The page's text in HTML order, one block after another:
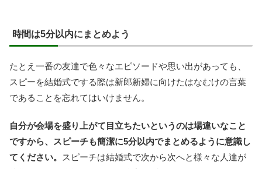
時間は5分以内にまとめよう
たとえ一番の友達で色々なエピソードや思い出があっても、
スピーを結婚式でする際は新郎新婦に向けたはなむけの言葉
であることを忘れてはいけません。
自分が会場を盛り上がて目立ちたいというのは場違いなこと
ですから、スピーチも簡潔に5分以内でまとめるように意識し
てください。
スピーチは結婚式で次から次へと様々な人達が